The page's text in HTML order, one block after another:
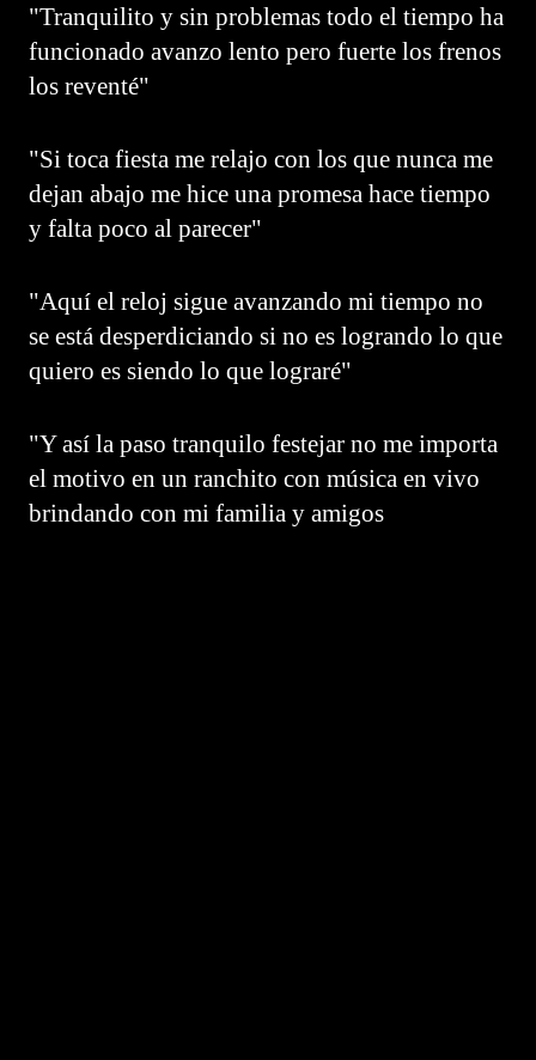
"Tranquilito y sin problemas todo el tiempo ha
funcionado avanzo lento pero fuerte los frenos
los reventé"
"Si toca fiesta me relajo con los que nunca me
dejan abajo me hice una promesa hace tiempo
y falta poco al parecer"
"Aquí el reloj sigue avanzando mi tiempo no
se está desperdiciando si no es logrando lo que
quiero es siendo lo que lograré"
"Y así la paso tranquilo festejar no me importa
el motivo en un ranchito con música en vivo
brindando con mi familia y amigos